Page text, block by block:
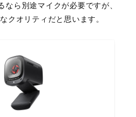
なら別途マイクが必要ですが、
クオリティだと思います。